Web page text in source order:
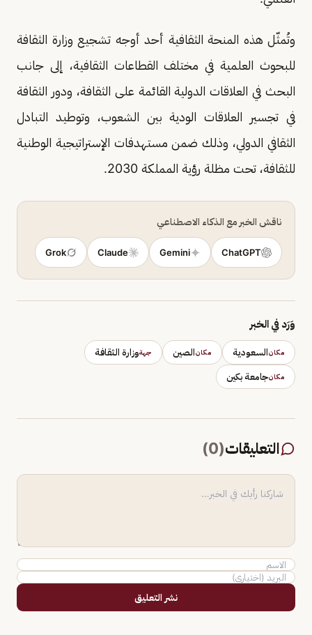
وتُمثّل هذه المنحة الثقافية أحد أوجه تشجيع وزارة الثقافة
للبحوث العلمية في مختلف القطاعات الثقافية، إلى جانب
البحث في العلاقات الدولية القائمة على الثقافة، ودور الثقافة
في تجسير العلاقات الودية بين الشعوب، وتوطيد التبادل
الثقافي الدولي، وذلك ضمن مستهدفات الإستراتيجية الوطنية
للثقافة، تحت مظلة رؤية المملكة 2030.
ناقش الخبر مع الذكاء الاصطناعي
ChatGPT
Gemini
Claude
Grok
وَرَد في الخبر
مكانالسعودية مكانالصين جهةوزارة الثقافة
مكانجامعة بكين
التعليقات(
0
)
نشر التعليق